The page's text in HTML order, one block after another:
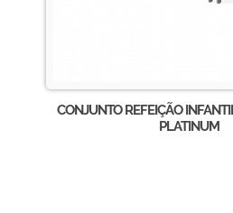
CONJUNTO REFEIÇÃO
PLATINUM